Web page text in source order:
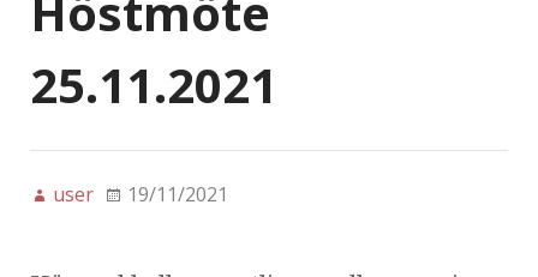
25.11.2021
user 19/11/2021